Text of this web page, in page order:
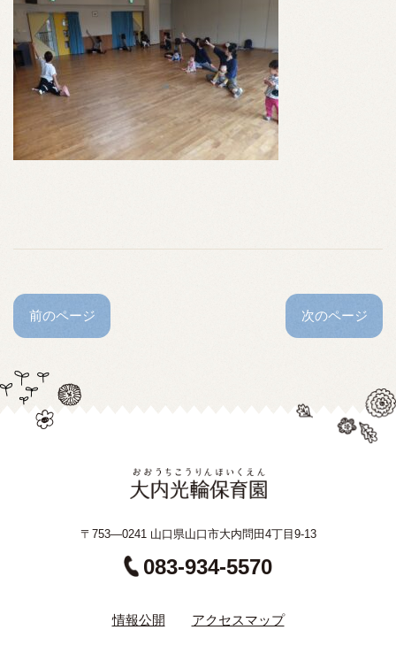
前のページ 次のページ
〒753—0241 山口県山口市大内問田4丁目9-13
083-934-5570
情報公開 アクセスマップ